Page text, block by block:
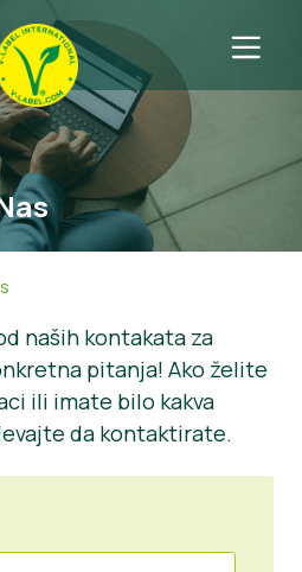
Sertifikat
sertifikat
naših kontakata za
pitanja! Ako želite
ili imate bilo kakva
da kontaktirate.